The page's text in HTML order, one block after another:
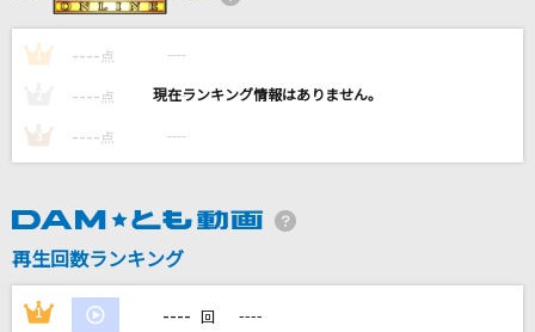
うらみつらみきわみ
Official髭男dism
DA PUMP
和ぬか
Focus
SixTONES
1 ---- 点 ----
---- 点 ----
3 ---- 点 ----
再生回数ランキング
1 ---- 回 ----